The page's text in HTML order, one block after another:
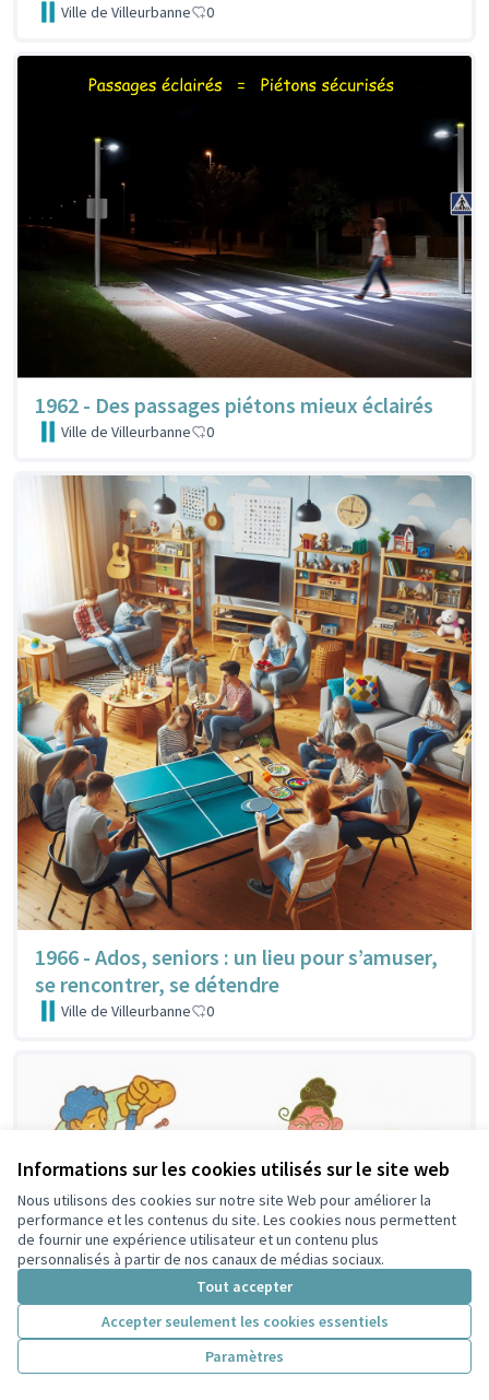
Informations sur les cookies utilisés sur le site web
Nous utilisons des cookies sur notre site Web pour améliorer la
performance et les contenus du site. Les cookies nous permettent
de fournir une expérience utilisateur et un contenu plus
personnalisés à partir de nos canaux de médias sociaux.
Tout accepter
Accepter seulement les cookies essentiels
Paramètres
Ville de Villeurbanne 0
1962 - Des passages piétons mieux éclairés
Ville de Villeurbanne 0
1966 - Ados, seniors : un lieu pour s’amuser,
se rencontrer, se détendre
Ville de Villeurbanne 0